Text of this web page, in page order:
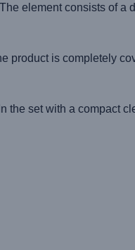
The element consists of a
product is completely
In the set with a compact